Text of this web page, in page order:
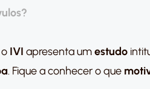
IVI apresenta umestudo
. Fique a conhecer o que